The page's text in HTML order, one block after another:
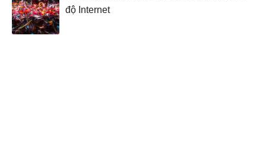
độ Internet